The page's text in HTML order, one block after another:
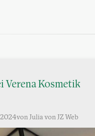
Verena Kosmetik
von Julia von JZ Web